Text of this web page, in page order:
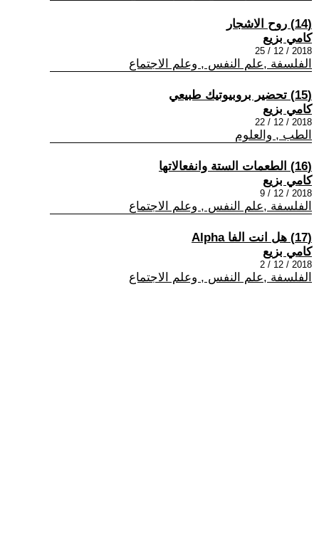
(14) روح الاشجار
كامي بزيع
2018 / 12 / 25
الفلسفة ,علم النفس , وعلم الاجتماع
(15) تحضير بروبيوتيك طبيعي
كامي بزيع
2018 / 12 / 22
الطب , والعلوم
(16) الطعمات الستة وانفعالاتها
كامي بزيع
2018 / 12 / 9
الفلسفة ,علم النفس , وعلم الاجتماع
(17) هل انت الفا Alpha
كامي بزيع
2018 / 12 / 2
الفلسفة ,علم النفس , وعلم الاجتماع